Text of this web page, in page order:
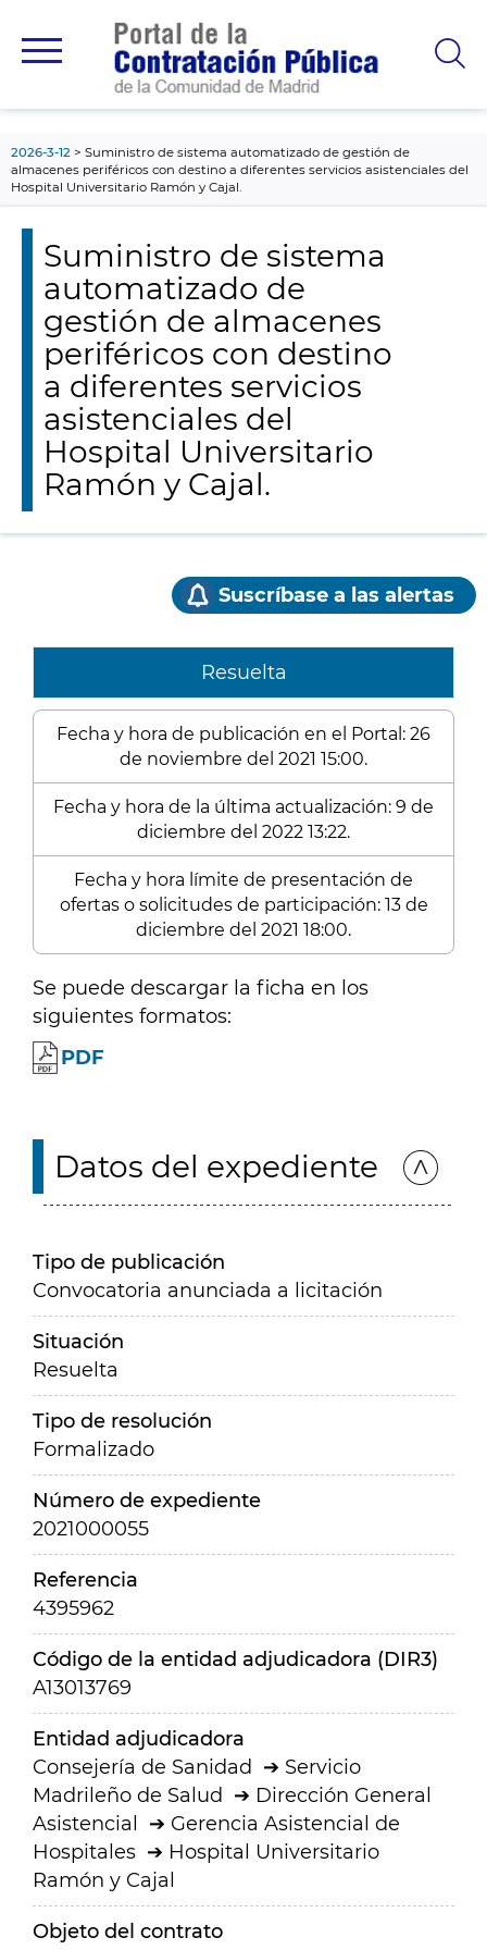
principal
2026-3-12
Suministro de sistema automatizado de gestión de
almacenes periféricos con destino a diferentes servicios asistenciales del
Hospital Universitario Ramón y Cajal.
Suministro de sistema
automatizado de
gestión de almacenes
periféricos con destino
a diferentes servicios
asistenciales del
Hospital Universitario
Ramón y Cajal.
Suscríbase a las alertas
Resuelta
Fecha y hora de publicación en el Portal: 26
de noviembre del 2021 15:00.
Fecha y hora de la última actualización: 9 de
diciembre del 2022 13:22.
Fecha y hora límite de presentación de
ofertas o solicitudes de participación: 13 de
diciembre del 2021 18:00.
Se puede descargar la ficha en los
siguientes formatos:
PDF
Datos del expediente
Tipo de publicación
Convocatoria anunciada a licitación
Situación
Resuelta
Tipo de resolución
Formalizado
Número de expediente
2021000055
Referencia
4395962
Código de la entidad adjudicadora (DIR3)
A13013769
Entidad adjudicadora
Consejería de Sanidad
Servicio
Madrileño de Salud
Dirección General
Asistencial
Gerencia Asistencial de
Hospitales
Hospital Universitario
Ramón y Cajal
Objeto del contrato